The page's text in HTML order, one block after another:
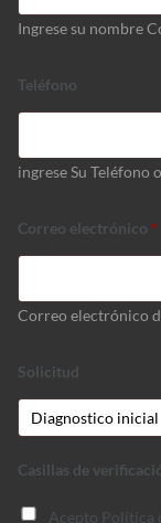
Ingrese su nombre
Teléfono
ingrese Su Teléfono
Correo electrónico *
Correo electrónico
Solicitud
Casillas de
Acepto Política